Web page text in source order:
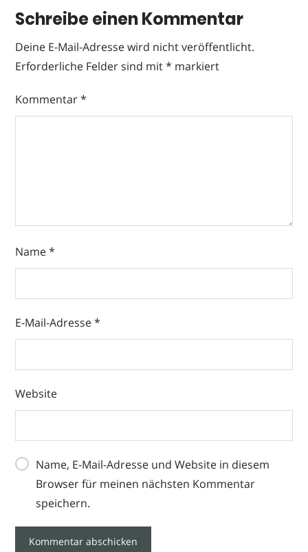
Schreibe einen Kommentar
Deine E-Mail-Adresse wird nicht veröffentlicht.
Erforderliche Felder sind mit* markiert
Kommentar*
Name*
E-Mail-Adresse*
Website
Name, E-Mail-Adresse und Website in diesem
Browser für meinen nächsten Kommentar
speichern.